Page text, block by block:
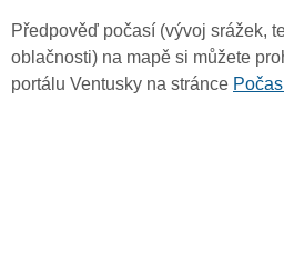
Předpověď počasí (vývoj srážek,
oblačnosti) na mapě si můžete
portálu Ventusky na stránce